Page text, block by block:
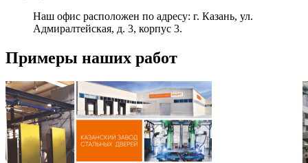
Наш офис расположен по адресу: г. Казань, ул.
Адмиралтейская, д. 3, корпус 3.
Примеры наших работ